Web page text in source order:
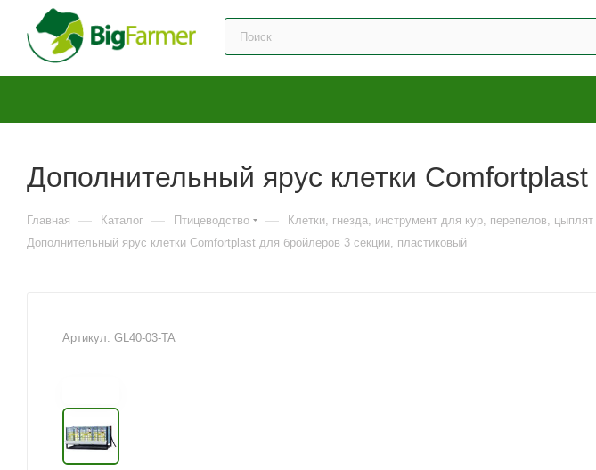
Дополнительный ярус клетки
Главная — Каталог — Птицеводство — Клетки, гнезда, инструмент для кур, перепелов, цыплят
Дополнительный ярус клетки Comfortplast для бройлеров 3 секции, пластиковый
Артикул: GL40-03-TA